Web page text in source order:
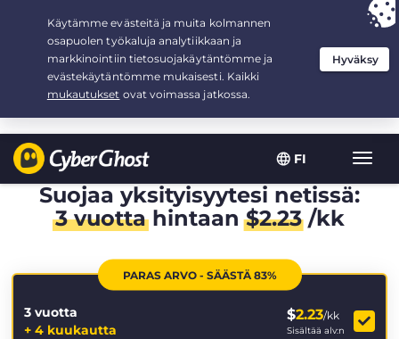
FI
Your choice:The Best Deal for 3.3333333333333-years at $
/month
Suojaa yksityisyytesi netissä:
3 vuottahintaan$2.23/kk
PARAS ARVO - SÄÄSTÄ 83%
3 vuotta
+ 4 kuukautta
$2.23/kk
Sisältää alv:n